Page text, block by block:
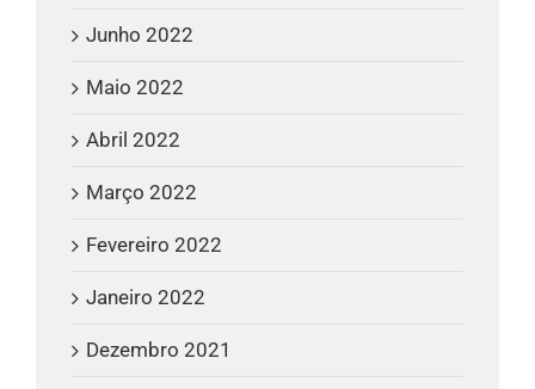
Junho 2022
Maio 2022
Abril 2022
Março 2022
Fevereiro 2022
Janeiro 2022
Dezembro 2021